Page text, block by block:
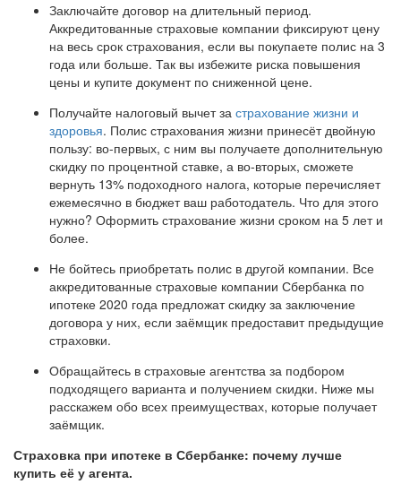
Заключайте договор на длительный период.
Аккредитованные страховые компании фиксируют цену
на весь срок страхования, если вы покупаете полис на 3
года или больше. Так вы избежите риска повышения
цены и купите документ по сниженной цене.
Получайте налоговый вычет за страхование жизни и
здоровья. Полис страхования жизни принесёт двойную
пользу: во-первых, с ним вы получаете дополнительную
скидку по процентной ставке, а во-вторых, сможете
вернуть 13% подоходного налога, которые перечисляет
ежемесячно в бюджет ваш работодатель. Что для этого
нужно? Оформить страхование жизни сроком на 5 лет и
более.
Не бойтесь приобретать полис в другой компании. Все
аккредитованные страховые компании Сбербанка по
ипотеке 2020 года предложат скидку за заключение
договора у них, если заёмщик предоставит предыдущие
страховки.
Обращайтесь в страховые агентства за подбором
подходящего варианта и получением скидки. Ниже мы
расскажем обо всех преимуществах, которые получает
заёмщик.
Страховка при ипотеке в Сбербанке: почему лучше
купить её у агента.